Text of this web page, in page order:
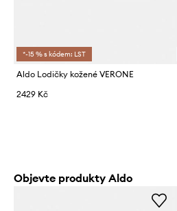
*-15 % s kódem: LST
Aldo Lodičky kožené VERONE
2429 Kč
Objevte produkty Aldo